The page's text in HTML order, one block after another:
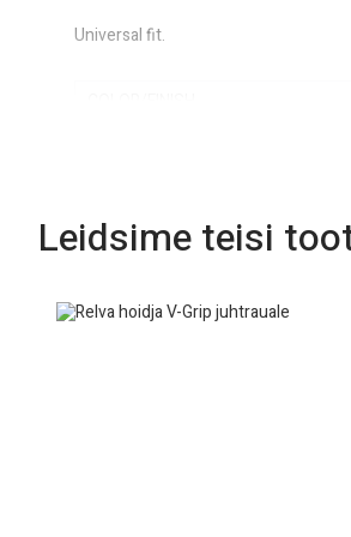
Universal fit.
TYPE
PRODUCT NAME
Leidsime teisi